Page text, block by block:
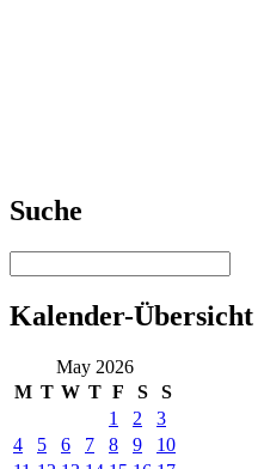
Suche
Kalender-Übersicht
May 2026
M T W T F S
S
1
2
3
4
5 6 7 8 9
10